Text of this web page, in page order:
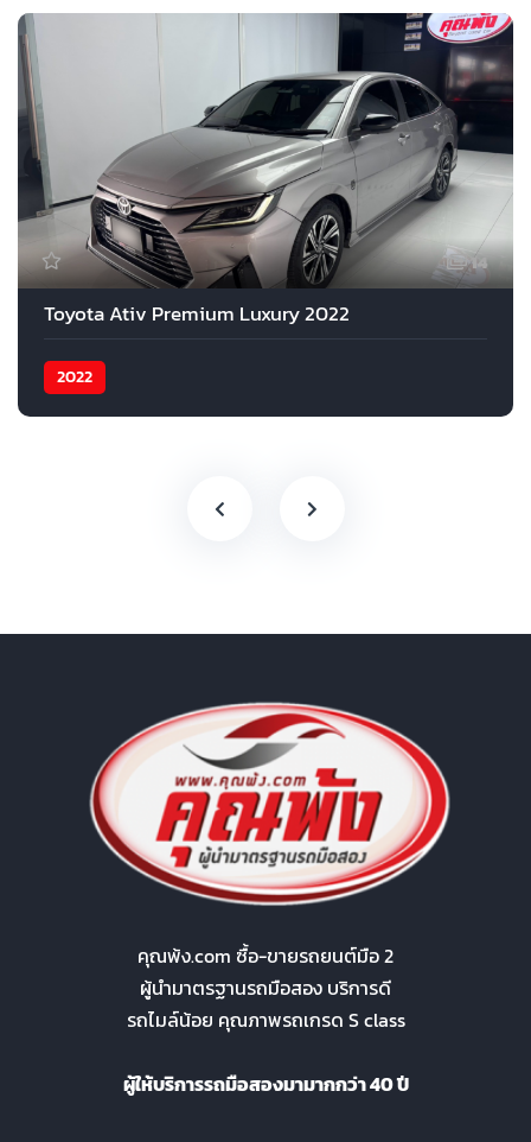
14
Toyota Ativ Premium Luxury 2022
2022
คุณพ้ง.com ซื้อ-ขายรถยนต์มือ 2
ผู้นำมาตรฐานรถมือสอง บริการดี
รถไมล์น้อย คุณภาพรถเกรด S class
ผู้ให้บริการรถมือสองมามากกว่า 40 ปี